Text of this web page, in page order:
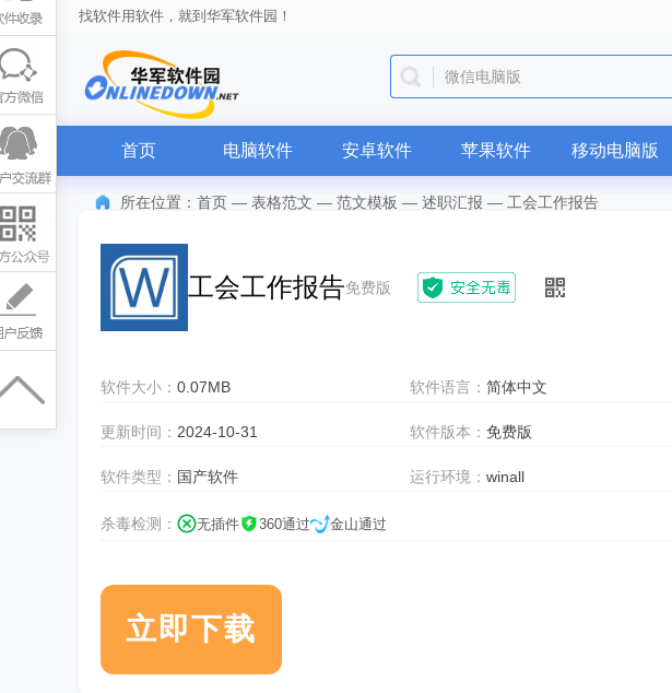
找软件用软件，就到华军软件园！
微信电脑版
首页 电脑软件 安卓软件 苹果软件 移动电脑版
所在位置： 首页 — 表格范文 — 范文模板 — 述职汇报 — 工会工作报告
工会工作报告免费版
软件大小： 0.07MB 软件语言：简体中文
更新时间： 2024-10-31 软件版本：免费版
软件类型： 国产软件 运行环境：winall
杀毒检测： 无插件 360通过 金山通过
立即下载